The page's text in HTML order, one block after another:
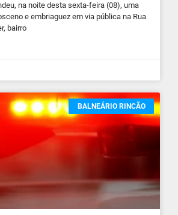
na noite desta sexta-feira (08), uma
e embriaguez em via pública na Rua
bairro
BALNEÁRIO RINCÃO